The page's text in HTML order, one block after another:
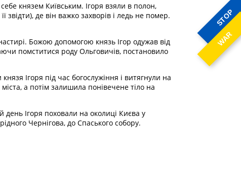
STOP
WAR
князем Київським. Ігоря взяли в полон,
де він важко захворів і ледь не помер.
Божою допомогою князь Ігор одужав від
помститися роду Ольговичів, постановило
Ігоря під час богослужіння і витягнули на
а потім залишила понівечене тіло на
день Ігоря поховали на околиці Києва у
Чернігова, до Спаського собору.